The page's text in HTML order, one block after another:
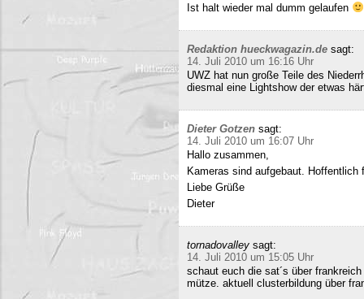
Ist halt wieder mal dumm gelaufen
Redaktion hueckwagazin.de sagt:
14. Juli 2010 um 16:16 Uhr
UWZ hat nun große Teile des
diesmal eine Lightshow der etwas
Dieter Gotzen sagt:
14. Juli 2010 um 16:07 Uhr
Hallo zusammen,
Kameras sind aufgebaut.
Liebe Grüße
Dieter
tornadovalley sagt:
14. Juli 2010 um 15:05 Uhr
schaut euch die sat´s über
mütze. aktuell clusterbildung über